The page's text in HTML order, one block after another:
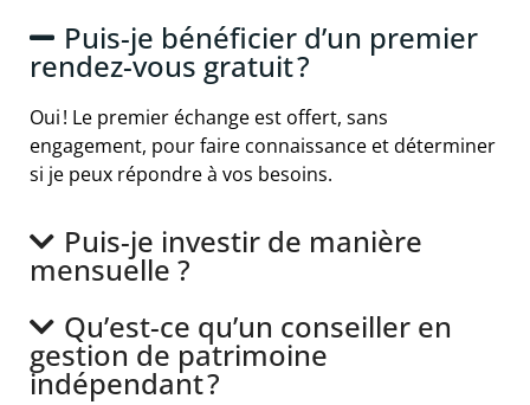
Puis-je bénéficier d’un premier
rendez-vous gratuit ?
Oui ! Le premier échange est offert, sans
engagement, pour faire connaissance et déterminer
si je peux répondre à vos besoins.
Puis-je investir de manière
mensuelle ?
Qu’est-ce qu’un conseiller en
gestion de patrimoine
indépendant ?